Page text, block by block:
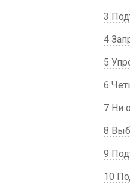
3
4
5
6
7 Ни
8
9
10